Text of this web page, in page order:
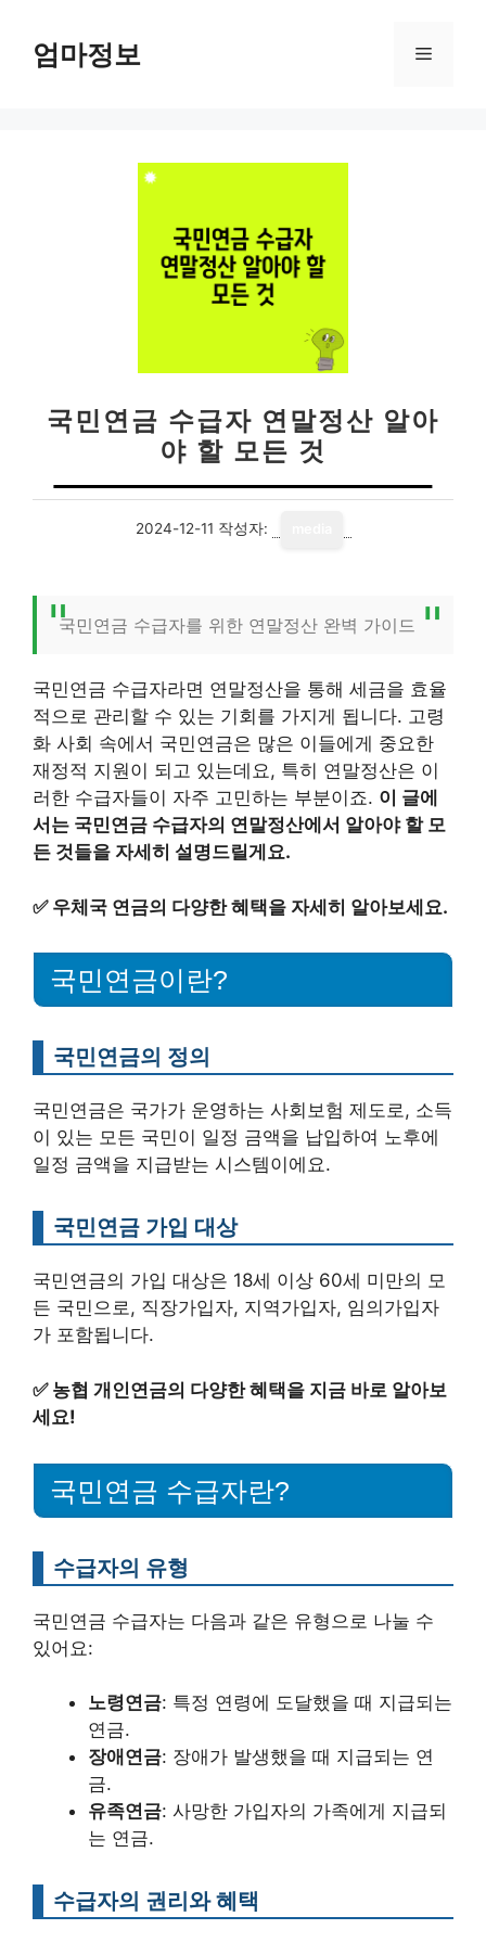
엄마정보 메
국민연금 수급자 연말정산 알아
야 할 모든 것
2024-12-11 작성자:
국민연금 수급자를 위한 연말정산 완벽 가이드
국민연금 수급자라면 연말정산을 통해 세금을 효율
적으로 관리할 수 있는 기회를 가지게 됩니다. 고령
화 사회 속에서 국민연금은 많은 이들에게 중요한
재정적 지원이 되고 있는데요, 특히 연말정산은 이
러한 수급자들이 자주 고민하는 부분이죠. 이 글에
서는 국민연금 수급자의 연말정산에서 알아야 할 모
든 것들을 자세히 설명드릴게요.
✅ 우체국 연금의 다양한 혜택을 자세히 알아보세요.
국민연금이란?
국민연금의 정의
국민연금은 국가가 운영하는 사회보험 제도로, 소득
이 있는 모든 국민이 일정 금액을 납입하여 노후에
일정 금액을 지급받는 시스템이에요.
국민연금 가입 대상
국민연금의 가입 대상은 18세 이상 60세 미만의 모
든 국민으로, 직장가입자, 지역가입자, 임의가입자
가 포함됩니다.
✅ 농협 개인연금의 다양한 혜택을 지금 바로 알아보
세요!
국민연금 수급자란?
수급자의 유형
국민연금 수급자는 다음과 같은 유형으로 나눌 수
있어요:
노령연금: 특정 연령에 도달했을 때 지급되는
연금.
장애연금: 장애가 발생했을 때 지급되는 연
금.
유족연금: 사망한 가입자의 가족에게 지급되
는 연금.
수급자의 권리와 혜택